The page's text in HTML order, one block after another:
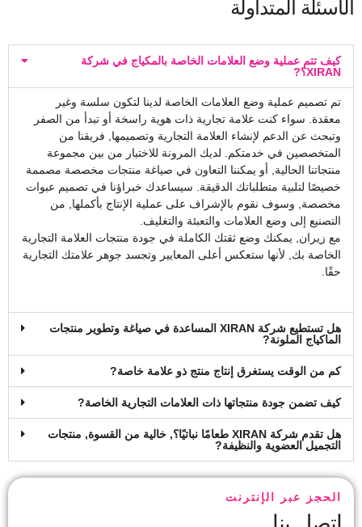
الأسئلة المتداولة
كيف تتم عملية وضع العلامات الخاصة بالمكياج في شركة
XIRAN؟?
تم تصميم عملية وضع العلامات الخاصة لدينا لتكون سلسة وغير
معقدة. سواء كنت علامة تجارية ذات هوية راسخة أو تبدأ من الصفر
وتبحث عن الدعم لإنشاء العلامة التجارية وتصميمها, فريقنا من
المتخصصين في خدمتكم. لديك المرونة للاختيار من بين مجموعة
منتجاتنا الحالية, أو يمكننا التعاون في صياغة منتجات مخصصة مصممة
خصيصًا لتلبية متطلباتك الدقيقة. سيساعدك خبراؤنا في تصميم عبوات
مخصصة, وسوف نقوم بالإشراف على عملية الإنتاج بأكملها, من
التصنيع إلى وضع العلامات والتعبئة والتغليف.
مع زيران, يمكنك وضع ثقتك الكاملة في جودة منتجات العلامة التجارية
الخاصة بك, لأنها ستعكس أعلى المعايير وتجسد جوهر علامتك التجارية
حقًا.
هل تستطيع شركة XIRAN المساعدة في صياغة وتطوير منتجات
الماكياج الملونة?
كم من الوقت يستغرق إنتاج منتج ذو علامة خاصة?
كيف تضمن جودة منتجاتها ذات العلامات التجارية الخاصة?
هل تقدم شركة XIRAN طعامًا نباتيًا؟, خالية من القسوة, منتجات
التجميل العضوية والنظيفة?
الحجز عبر الإنترنت